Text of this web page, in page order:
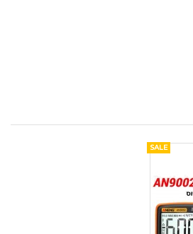
SALE